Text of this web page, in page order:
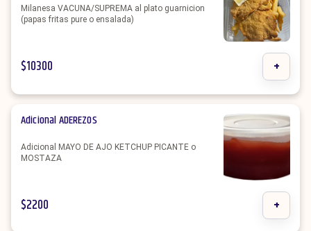
Milanesa VACUNA/SUPREMA al plato guarnicion
(papas fritas pure o ensalada)
$10300 +
Adicional ADEREZOS
Adicional MAYO DE AJO KETCHUP PICANTE o
MOSTAZA
$2200 +